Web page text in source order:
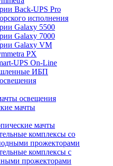
Back-UPS Pro
исполнения
Galaxy 5500
Galaxy 7000
Galaxy VM
PX
UPS On-Line
ИБП
освещения
мачты
мачты
комплексы со
прожекторами
комплексы с
прожекторами